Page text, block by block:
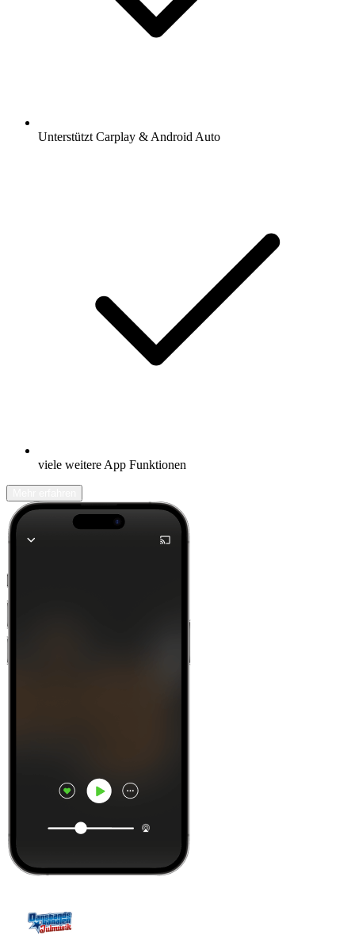
Unterstützt Carplay & Android Auto
viele weitere App Funktionen